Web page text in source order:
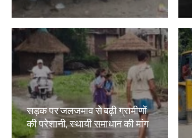
Amit Lekh
सड़क पर जलजमाव से बढ़ी ग्रामीणों
की परेशानी, स्थायी समाधान की मांग